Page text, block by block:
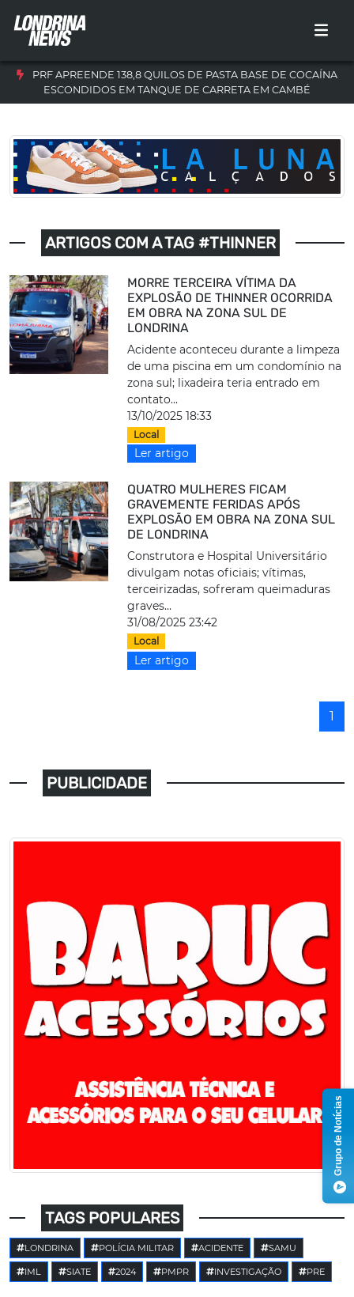
PRF APREENDE 138,8 QUILOS DE PASTA BASE DE COCAÍNA
ESCONDIDOS EM TANQUE DE CARRETA EM CAMBÉ
ARTIGOS COM A TAG #THINNER
MORRE TERCEIRA VÍTIMA DA
EXPLOSÃO DE THINNER OCORRIDA
EM OBRA NA ZONA SUL DE
LONDRINA
Acidente aconteceu durante a limpeza
de uma piscina em um condomínio na
zona sul; lixadeira teria entrado em
contato...
13/10/2025 18:33
Local
Ler artigo
QUATRO MULHERES FICAM
GRAVEMENTE FERIDAS APÓS
EXPLOSÃO EM OBRA NA ZONA SUL
DE LONDRINA
Construtora e Hospital Universitário
divulgam notas oficiais; vítimas,
terceirizadas, sofreram queimaduras
graves...
31/08/2025 23:42
Local
Ler artigo
1
PUBLICIDADE
TAGS POPULARES
LONDRINA POLÍCIA MILITAR ACIDENTE SAMU
IML SIATE 2024 PMPR INVESTIGAÇÃO PRE
Grupo de Notícias